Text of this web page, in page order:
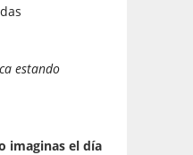
estando
imaginas el día